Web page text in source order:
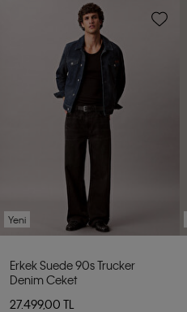
Yeni
Erkek Suede 90s Trucker
Denim Ceket
27.499,00 TL